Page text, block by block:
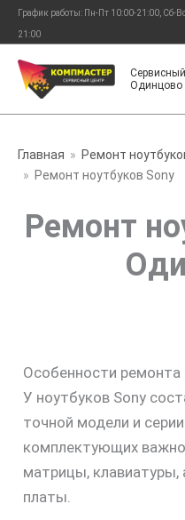
Перейти
содержимому
График работы: Пн-Пт 10:00-21:00, Сб-
21:00
Одинцово
Главная
Ремонт
Ремонт ноутбуков Sony
Ремонт
Особенности ремонта
У ноутбуков Sony
точной модели и
комплектующих
матрицы, клавиатуры,
платы.